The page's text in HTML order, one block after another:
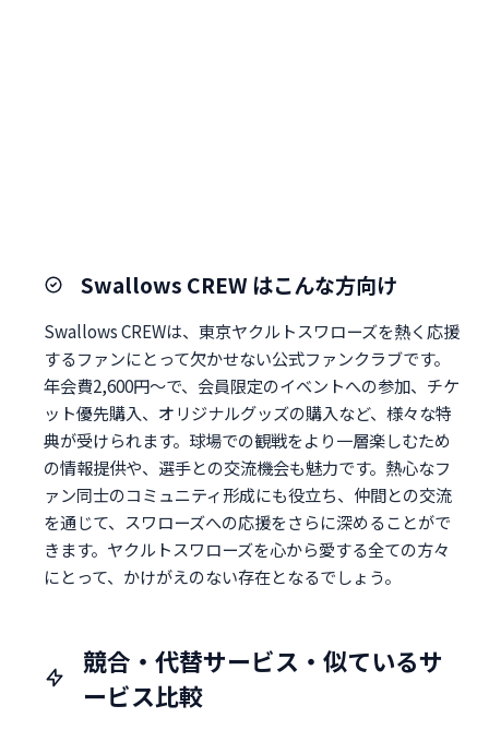
Swallows CREW はこんな方向け
Swallows CREWは、東京ヤクルトスワローズを熱く応援
するファンにとって欠かせない公式ファンクラブです。
年会費2,600円～で、会員限定のイベントへの参加、チケ
ット優先購入、オリジナルグッズの購入など、様々な特
典が受けられます。球場での観戦をより一層楽しむため
の情報提供や、選手との交流機会も魅力です。熱心なフ
ァン同士のコミュニティ形成にも役立ち、仲間との交流
を通じて、スワローズへの応援をさらに深めることがで
きます。ヤクルトスワローズを心から愛する全ての方々
にとって、かけがえのない存在となるでしょう。
競合・代替サービス・似ているサ
ービス比較